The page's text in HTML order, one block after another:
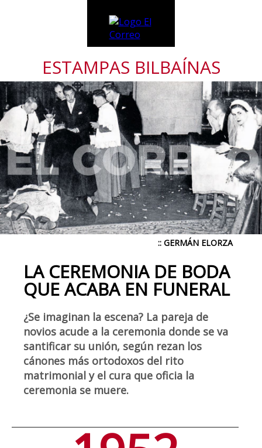
ESTAMPAS BILBAÍNAS
:: GERMÁN ELORZA
LA CEREMONIA DE BODA
QUE ACABA EN FUNERAL
¿Se imaginan la escena? La pareja de
novios acude a la ceremonia donde se va
santificar su unión, según rezan los
cánones más ortodoxos del rito
matrimonial y el cura que oficia la
ceremonia se muere.